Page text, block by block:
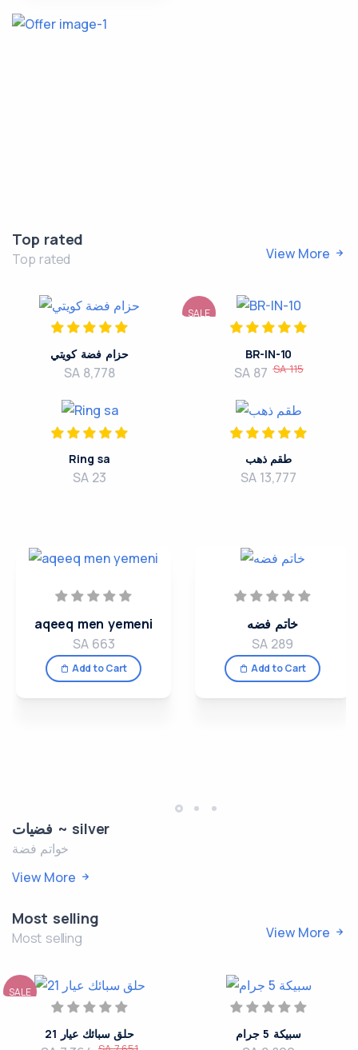
Top rated
Top rated View More
حزام فضة كويتي
SA 8,778
SALE
BR-IN-10
SA 87 SA 115
Ring sa
SA 23
طقم ذهب
SA 13,777
aqeeq men yemeni
SA 663
Add to Cart
خاتم فضه
SA 289
Add to Cart
فضيات ~ silver
خواتم فضة
View More
Most selling
Most selling View More
SALE
حلق سبائك عيار 21 سبيكة 5 جرام